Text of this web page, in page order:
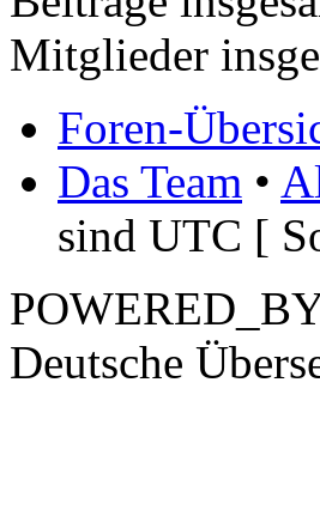
Mitglieder
Foren-
Das Team •
sind UTC [
Deutsche